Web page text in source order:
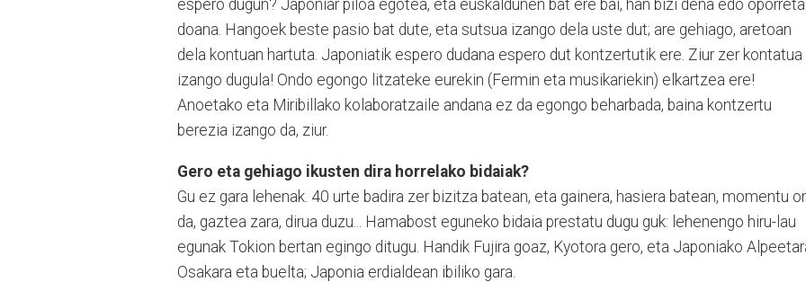
espero dugun? Japoniar piloa egotea, eta euskaldunen bat ere bai, han bizi dena edo
doana. Hangoek beste pasio bat dute, eta sutsua izango dela uste dut; are gehiago, aretoan
dela kontuan hartuta. Japoniatik espero dudana espero dut kontzertutik ere. Ziur zer kontatua
izango dugula! Ondo egongo litzateke eurekin (Fermin eta musikariekin) elkartzea ere!
Anoetako eta Miribillako kolaboratzaile andana ez da egongo beharbada, baina kontzertu
berezia izango da, ziur.
Gero eta gehiago ikusten dira horrelako bidaiak?
Gu ez gara lehenak. 40 urte badira zer bizitza batean, eta gainera, hasiera batean, momentu
da, gaztea zara, dirua duzu... Hamabost eguneko bidaia prestatu dugu guk: lehenengo hiru-lau
egunak Tokion bertan egingo ditugu. Handik Fujira goaz, Kyotora gero, eta Japoniako
Osakara eta buelta; Japonia erdialdean ibiliko gara.